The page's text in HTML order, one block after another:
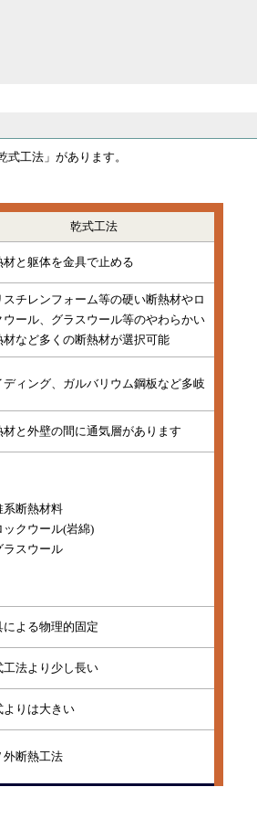
工法」があります。
乾式工法
材と躯体を金具で止める
スチレンフォーム等の硬い断熱材やロ
ウール、グラスウール等のやわらかい
材など多くの断熱材が選択可能
ディング、ガルバリウム鋼板など多岐
材と外壁の間に通気層があります
系断熱材料
ックウール(岩綿)
ラスウール
による物理的固定
工法より少し長い
よりは大きい
外断熱工法